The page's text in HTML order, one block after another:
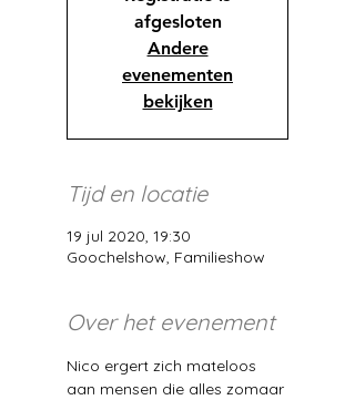
afgesloten
Andere
evenementen
bekijken
Tijd en locatie
19 jul 2020, 19:30
Goochelshow, Familieshow
Over het evenement
Nico ergert zich mateloos
aan mensen die alles zomaar